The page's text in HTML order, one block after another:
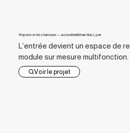
Repenser des bureaux — accueil multifonction, Lyon
L’entrée devient un espace de
module sur mesure multifonction.
Voir le projet